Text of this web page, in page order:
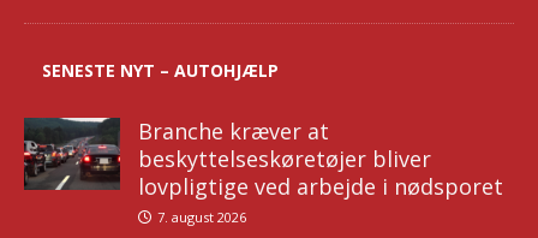
SENESTE NYT – AUTOHJÆLP
Branche kræver at
beskyttelseskøretøjer bliver
lovpligtige ved arbejde i nødsporet
7. august 2026